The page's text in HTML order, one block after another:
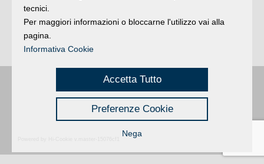
Besanigo, mentre giovedì doppio appuntamento a
Cavallino: aperitivo al bar Prince alle 19,30, cena da
Savino alle 20,45.
registrazione n. 2 /28/02/2012|© 2024 buongiornoRimini
Privacy | Credits
tecnici.
Per maggiori informazioni o bloccarne l'utilizzo vai alla
pagina.
Informativa Cookie
Accetta Tutto
Preferenze Cookie
Nega